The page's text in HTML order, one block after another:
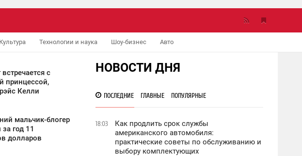
Культура Технологии и наука Шоу-бизнес Авто
с
принцессой,
Келли
мальчик-блогер
за год 11
долларов
НОВОСТИ ДНЯ
ПОСЛЕДНИЕ ГЛАВНЫЕ ПОПУЛЯРНЫЕ
18:03
Как продлить срок службы
американского автомобиля:
практические советы по обслуживанию и
выбору комплектующих